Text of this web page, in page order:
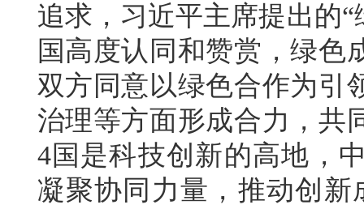
追求，习近平主席提出的
国高度认同和赞赏，绿色
双方同意以绿色合作为引
治理等方面形成合力，共
4国是科技创新的高地，
凝聚协同力量，推动创